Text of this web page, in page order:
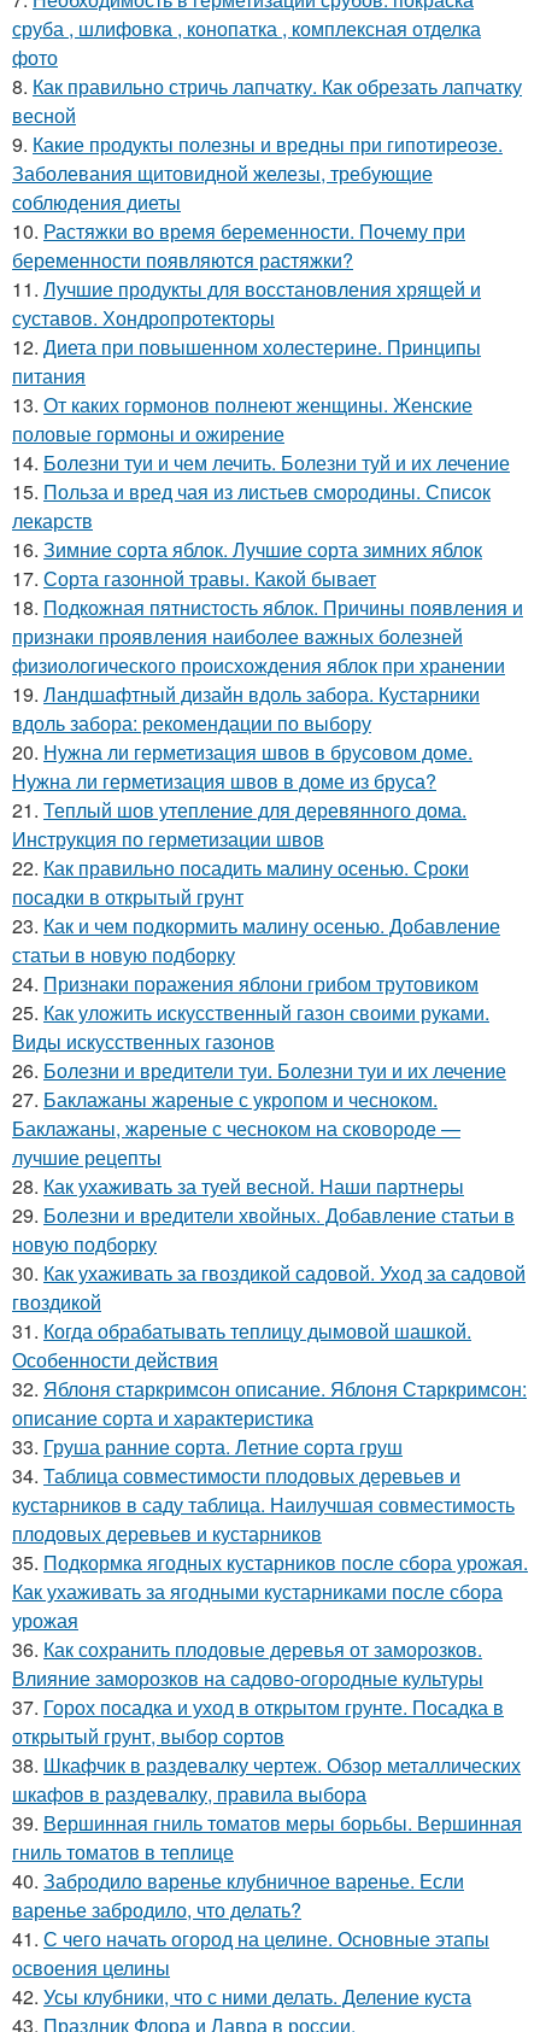
сруба , шлифовка , конопатка , комплексная отделка
фото
8. Как правильно стричь лапчатку. Как обрезать лапчатку
весной
9. Какие продукты полезны и вредны при гипотиреозе.
Заболевания щитовидной железы, требующие
соблюдения диеты
10. Растяжки во время беременности. Почему при
беременности появляются растяжки?
11. Лучшие продукты для восстановления хрящей и
суставов. Хондропротекторы
12. Диета при повышенном холестерине. Принципы
питания
13. От каких гормонов полнеют женщины. Женские
половые гормоны и ожирение
14. Болезни туи и чем лечить. Болезни туй и их лечение
15. Польза и вред чая из листьев смородины. Список
лекарств
16. Зимние сорта яблок. Лучшие сорта зимних яблок
17. Сорта газонной травы. Какой бывает
18. Подкожная пятнистость яблок. Причины появления и
признаки проявления наиболее важных болезней
физиологического происхождения яблок при хранении
19. Ландшафтный дизайн вдоль забора. Кустарники
вдоль забора: рекомендации по выбору
20. Нужна ли герметизация швов в брусовом доме.
Нужна ли герметизация швов в доме из бруса?
21. Теплый шов утепление для деревянного дома.
Инструкция по герметизации швов
22. Как правильно посадить малину осенью. Сроки
посадки в открытый грунт
23. Как и чем подкормить малину осенью. Добавление
статьи в новую подборку
24. Признаки поражения яблони грибом трутовиком
25. Как уложить искусственный газон своими руками.
Виды искусственных газонов
26. Болезни и вредители туи. Болезни туи и их лечение
27. Баклажаны жареные с укропом и чесноком.
Баклажаны, жареные с чесноком на сковороде —
лучшие рецепты
28. Как ухаживать за туей весной. Наши партнеры
29. Болезни и вредители хвойных. Добавление статьи в
новую подборку
30. Как ухаживать за гвоздикой садовой. Уход за садовой
гвоздикой
31. Когда обрабатывать теплицу дымовой шашкой.
Особенности действия
32. Яблоня старкримсон описание. Яблоня Старкримсон:
описание сорта и характеристика
33. Груша ранние сорта. Летние сорта груш
34. Таблица совместимости плодовых деревьев и
кустарников в саду таблица. Наилучшая совместимость
плодовых деревьев и кустарников
35. Подкормка ягодных кустарников после сбора урожая.
Как ухаживать за ягодными кустарниками после сбора
урожая
36. Как сохранить плодовые деревья от заморозков.
Влияние заморозков на садово-огородные культуры
37. Горох посадка и уход в открытом грунте. Посадка в
открытый грунт, выбор сортов
38. Шкафчик в раздевалку чертеж. Обзор металлических
шкафов в раздевалку, правила выбора
39. Вершинная гниль томатов меры борьбы. Вершинная
гниль томатов в теплице
40. Забродило варенье клубничное варенье. Если
варенье забродило, что делать?
41. С чего начать огород на целине. Основные этапы
освоения целины
42. Усы клубники, что с ними делать. Деление куста
43. Праздник Флора и Лавра в россии.